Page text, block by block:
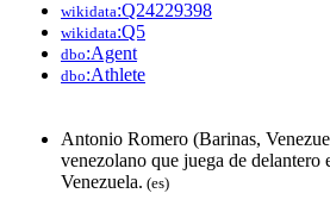
wikidata:Q24229398
wikidata:Q5
dbo:Agent
dbo:Athlete
Antonio Romero (Barinas,
venezolano que juega de
Venezuela. (es)